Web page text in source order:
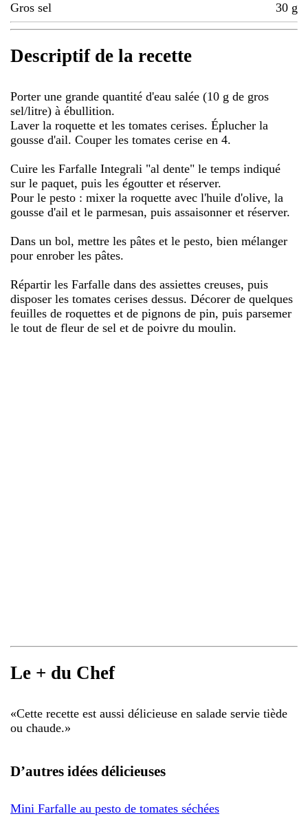
Gros sel 30 g
Descriptif de la recette
Porter une grande quantité d'eau salée (10 g de gros
sel/litre) à ébullition.
Laver la roquette et les tomates cerises. Éplucher la
gousse d'ail. Couper les tomates cerise en 4.
Cuire les Farfalle Integrali "al dente" le temps indiqué
sur le paquet, puis les égoutter et réserver.
Pour le pesto : mixer la roquette avec l'huile d'olive, la
gousse d'ail et le parmesan, puis assaisonner et réserver.
Dans un bol, mettre les pâtes et le pesto, bien mélanger
pour enrober les pâtes.
Répartir les Farfalle dans des assiettes creuses, puis
disposer les tomates cerises dessus. Décorer de quelques
feuilles de roquettes et de pignons de pin, puis parsemer
le tout de fleur de sel et de poivre du moulin.
Le + du Chef
«Cette recette est aussi délicieuse en salade servie tiède
ou chaude.»
D’autres idées délicieuses
Mini Farfalle au pesto de tomates séchées